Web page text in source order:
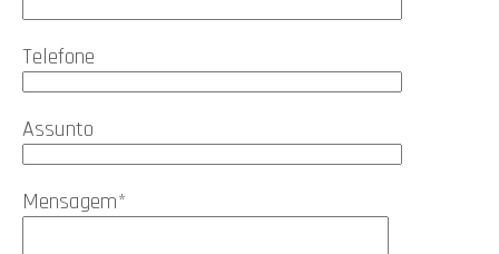
Telefone
Assunto
Mensagem*